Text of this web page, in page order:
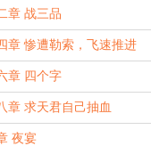
章 战三品
章 惨遭勒索，飞速推进
章 四个字
章 求天君自己抽血
夜宴